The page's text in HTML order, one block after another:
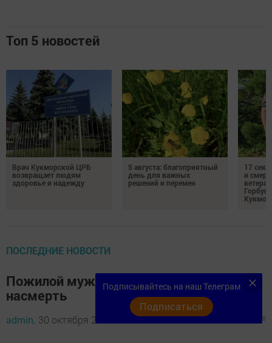
Топ 5 новостей
Врач Кукморской ЦРБ
возвращает людям
здоровье и надежду
5 августа: благоприятный
день для важных
решений и перемен
17
и
ПОСЛЕДНИЕ НОВОСТИ
Пожилой мужчина упал в яму и замерз
насмерть
admin, 30 октября 2019 - 19:03 0
Подписывайтесь на наш Телеграм
Подписаться